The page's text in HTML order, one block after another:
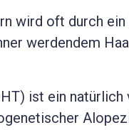
wird oft durch
werdendem
ist ein